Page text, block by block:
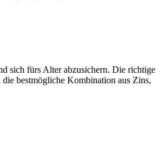
sich fürs Alter abzusichern. Die richtige
bestmögliche Kombination aus Zins,